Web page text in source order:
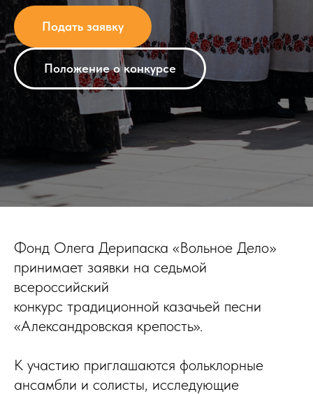
Подать заявку
Положение о конкурсе
Фонд Олега Дерипаска «Вольное Дело»
принимает заявки на седьмой
всероссийский
конкурс традиционной казачьей песни
«Александровская крепость».
К участию приглашаются фольклорные
ансамбли и солисты, исследующие